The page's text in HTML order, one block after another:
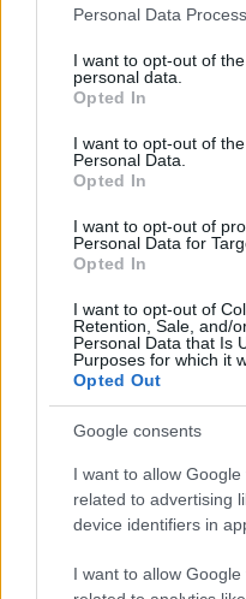
Please note that this
not limited to your visit or
grant or deny consent to
use your data for below
consent section.
Personal Data
I want to opt-out of
personal data.
Opted In
I want to opt-out of
Personal Data.
Opted In
I want to opt-out of
Personal Data for
Opted In
I want to opt-out of
Retention, Sale, and/
Personal Data that Is
Purposes for which it
Opted Out
Google consents
I want to allow
related to advertising
device identifiers in
I want to allow
bottlenecks
Το σημαντικότερο
αρχιτεκτονικής
μνήμης. Παραδοσιακά,
πλακέτα και ξεχωριστή
την κάρτα γραφικών. Ο
διαύλου PCIe,
Με την πλατφόρμα
των 128GB της μνήμης
προσβάσιμος. Σύμφωνα
χαρακτηριστικό
φορτώνουν και να
μεγέθους άνω των
εξασφαλίζει την ομαλή